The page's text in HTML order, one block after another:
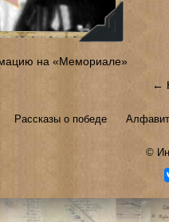
на «Мемориале»
←
Рассказы о победе
©